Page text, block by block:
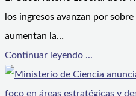
los ingresos avanzan por
aumentan la…
Continuar leyendo ...